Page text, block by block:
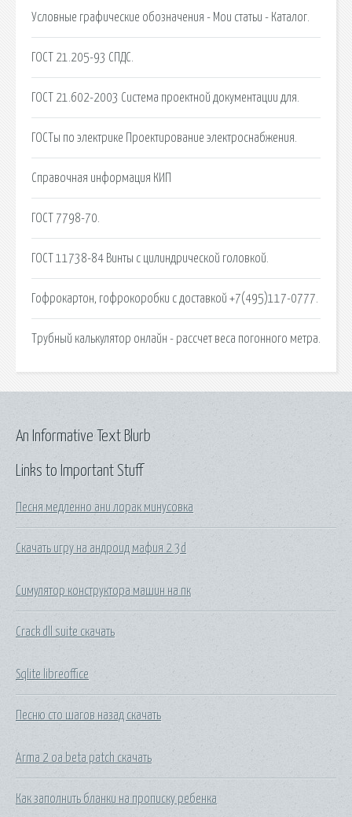
Условные графические обозначения - Мои статьи - Каталог.
ГОСТ 21.205-93 СПДС.
ГОСТ 21.602-2003 Система проектной документации для.
ГОСТы по электрике Проектирование электроснабжения.
Справочная информация КИП
ГОСТ 7798-70.
ГОСТ 11738-84 Винты с цилиндрической головкой.
Гофрокартон, гофрокоробки с доставкой +7(495)117-0777.
Трубный калькулятор онлайн - рассчет веса погонного метра.
Links to Important Stuff
Песня медленно ани лорак минусовка
Скачать игру на андроид мафия 2 3d
Симулятор конструктора машин на пк
Crack dll suite скачать
Sqlite libreoffice
Песню сто шагов назад скачать
Arma 2 oa beta patch скачать
Как заполнить бланки на прописку ребенка
An Informative Text Blurb